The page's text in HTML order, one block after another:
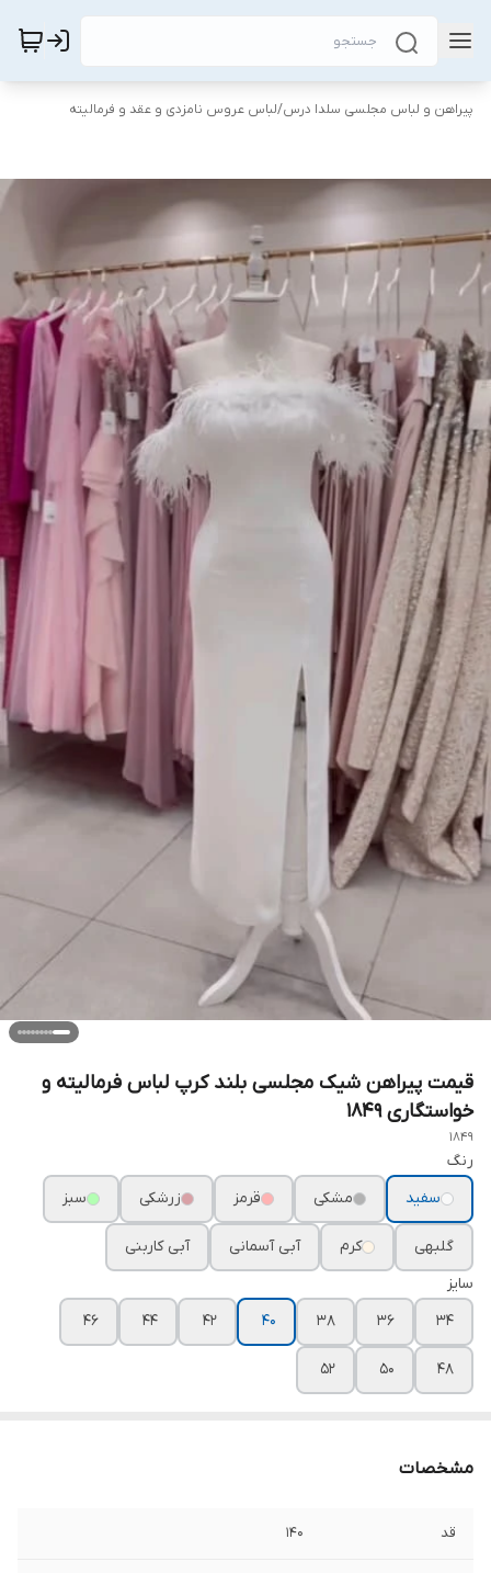
پیراهن و لباس مجلسی سلدا درس/لباس عروس نامزدی و عقد و فرمالیته
قیمت پیراهن شیک مجلسی بلند کرپ لباس فرمالیته و
خواستگاری ۱۸۴۹
1849
رنگ
سفید
مشکی قرمز زرشکی سبز
گلبهی کرم آبی آسمانی
آبی کاربنی
سایز
۳۴
۳۶ ۳۸ ۴۰ ۴۲ ۴۴ ۴۶
۴۸ ۵۰ ۵۲
مشخصات
قد ۱۴۰